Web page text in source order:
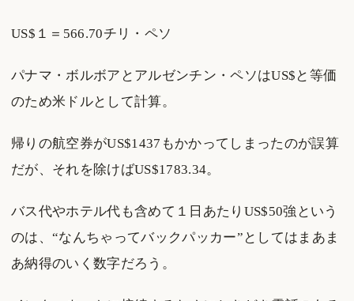
US$１＝566.70チリ・ペソ
パナマ・ボルボアとアルゼンチン・ペソはUS$と等価
のため米ドルとして計算。
帰りの航空券がUS$1437もかかってしまったのが誤算
だが、それを除けばUS$1783.34。
バス代やホテル代も含めて１日あたりUS$50強という
のは、“なんちゃってバックパッカー”としてはまあま
あ納得のいく数字だろう。